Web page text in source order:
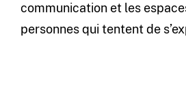
communication et les
personnes qui tentent de